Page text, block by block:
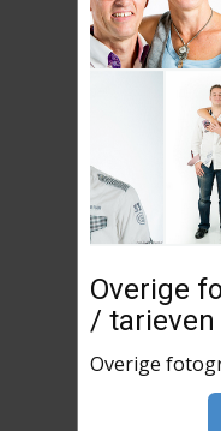
Overige
/ tarieven
Overige